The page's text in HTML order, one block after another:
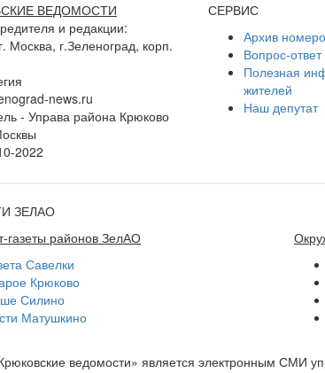
ВЕДОМОСТИ
и редакции:
Москва, г.Зеленоград, корп.
news.ru
- Управа района Крюково
2022
СЕРВИС
Архив
Вопрос-ответ
Полезная
жителей
Наш депутат
ЗЕЛАО
газеты районов ЗелАО
Савелки
Крюково
Силино
Матушкино
ведомости» является электронным СМИ